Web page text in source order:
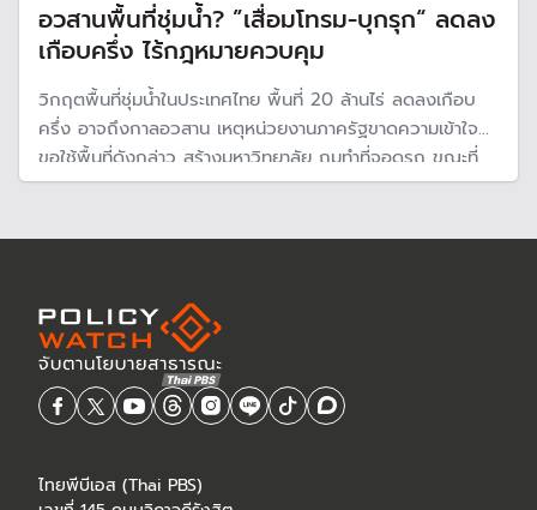
อวสานพื้นที่ชุ่มน้ำ? ”เสื่อมโทรม-บุกรุก“ ลดลง
เกือบครึ่ง ไร้กฎหมายควบคุม
วิกฤตพื้นที่ชุ่มน้ำในประเทศไทย พื้นที่ 20 ล้านไร่ ลดลงเกือบ
ครึ่ง อาจถึงกาลอวสาน เหตุหน่วยงานภาครัฐขาดความเข้าใจ
ขอใช้พื้นที่ดังกล่าว สร้างมหาวิทยาลัย ถมทำที่จอดรถ ขณะที่
เนื่องจากไม่มีกฎหมายควบคุมดูแลมีเพียงมติคณะรัฐมนตรี
กฎหมายพื้นที่ชุ่มน้ำ
ไทยพีบีเอส (Thai PBS)